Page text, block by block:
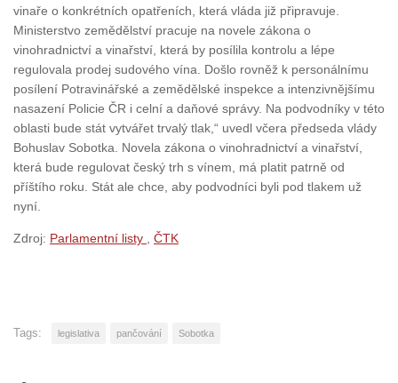
vinaře o konkrétních opatřeních, která vláda již připravuje.
Ministerstvo zemědělství pracuje na novele zákona o
vinohradnictví a vinařství, která by posílila kontrolu a lépe
regulovala prodej sudového vína. Došlo rovněž k personálnímu
posílení Potravinářské a zemědělské inspekce a intenzivnějšímu
nasazení Policie ČR i celní a daňové správy. Na podvodníky v této
oblasti bude stát vytvářet trvalý tlak,“ uvedl včera předseda vlády
Bohuslav Sobotka. Novela zákona o vinohradnictví a vinařství,
která bude regulovat český trh s vínem, má platit patrně od
příštího roku. Stát ale chce, aby podvodníci byli pod tlakem už
nyní.
Zdroj: Parlamentní listy , ČTK
Tags: legislativa pančování Sobotka